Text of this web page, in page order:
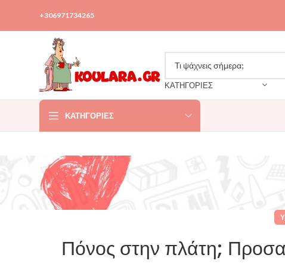
+306971734265
ΚΑΤΗΓΟΡΙΕΣ
ΚΑΤΗΓΟΡΊΕΣ
Πόνος στην πλάτη;